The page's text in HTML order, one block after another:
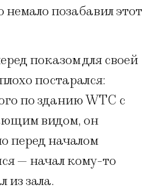
позабавил этот
показом для своей
постарался:
по зданию WTC с
видом, он
перед началом
— начал кому-то
из зала.